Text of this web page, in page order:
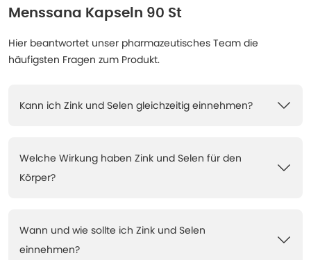
Menssana Kapseln 90 St
Hier beantwortet unser pharmazeutisches Team die
häufigsten Fragen zum Produkt.
Kann ich Zink und Selen gleichzeitig einnehmen?
Welche Wirkung haben Zink und Selen für den
Körper?
Wann und wie sollte ich Zink und Selen
einnehmen?